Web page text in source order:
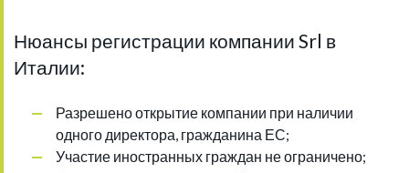
Нюансы регистрации компании Srl в
Италии:
Разрешено открытие компании при наличии
одного директора, гражданина ЕС;
Участие иностранных граждан не ограничено;